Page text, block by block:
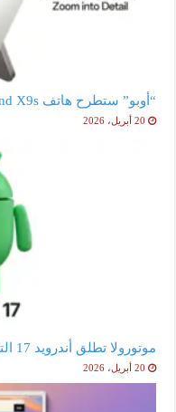
“أوبو” ستطرح هاتف Find X9s في الأسواق العالمية
20 أبريل، 2026
موتورولا تطلق أندرويد 17 التجريبي
20 أبريل، 2026